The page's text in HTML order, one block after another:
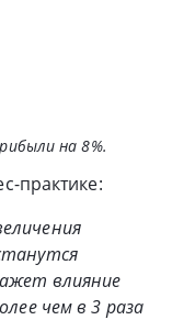
на 8%.
практике:
влияние
чем в 3 раза